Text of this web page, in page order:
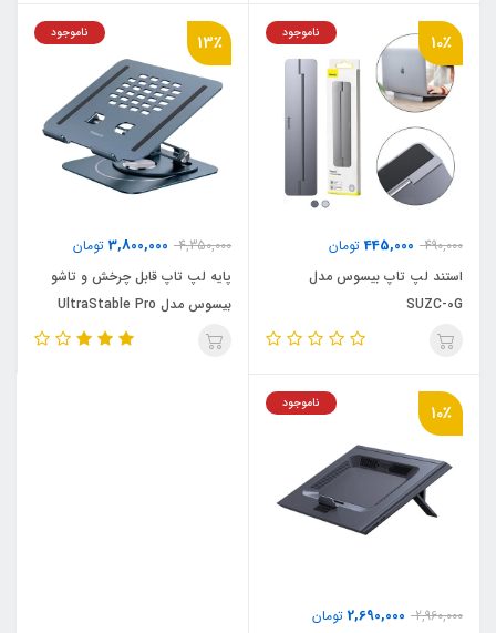
10٪
490,000
445,000تومان
ناموجود
استند لپ تاپ بیسوس مدل
SUZC-0G
13٪
4,350,000
3,800,000 تومان
ناموجود
پایه لپ تاپ قابل چرخش و تاشو
بیسوس مدل UltraStable Pro
BS-HP017
10٪
2,960,000
2,690,000 تومان
ناموجود